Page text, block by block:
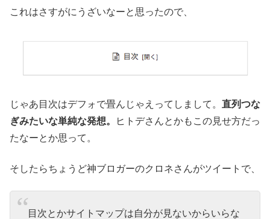
これはさすがにうざいなーと思ったので、
じゃあ目次はデフォで畳んじゃえってしまして。 直列つな
ぎみたいな単純な発想。
ヒトデさんとかもこの見せ方だっ
たなーとか思って。
そしたらちょうど神ブロガーのクロネさんがツイートで、
目次とかサイトマップは自分が見ないからいらな